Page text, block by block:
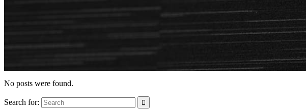
No posts were found.
Search for: